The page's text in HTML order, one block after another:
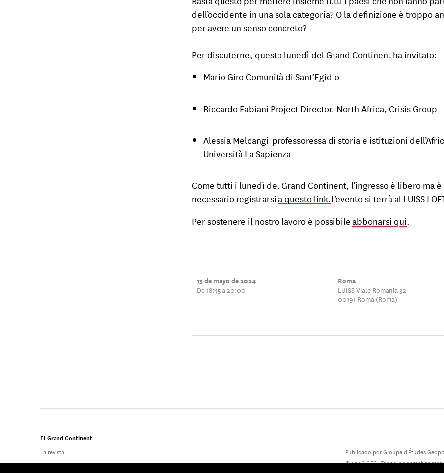
dell’occidente in una sola categoria? O la definizione è troppo
per avere un senso concreto?
Per discuterne, questo lunedì del Grand Continent ha invitato:
Mario Giro Comunità di Sant’Egidio
Riccardo Fabiani Project Director, North Africa, Crisis Group
Alessia Melcangi professoressa di storia e istituzioni
Università La Sapienza
Come tutti i lunedì del Grand Continent, l’ingresso è libero ma è
necessario registrarsia questo link.L’evento si terrà al LUISS
Per sostenere il nostro lavoro è possibileabbonarsi qui.
13 de mayo de 2024
De 18:45 a 20:00
Roma
LUISS Viale Romania 32
00191 Roma (Roma)
El Grand Continent
La revista
Publicado por Groupe d'Études
© 2026 GEG. Todos los derechos